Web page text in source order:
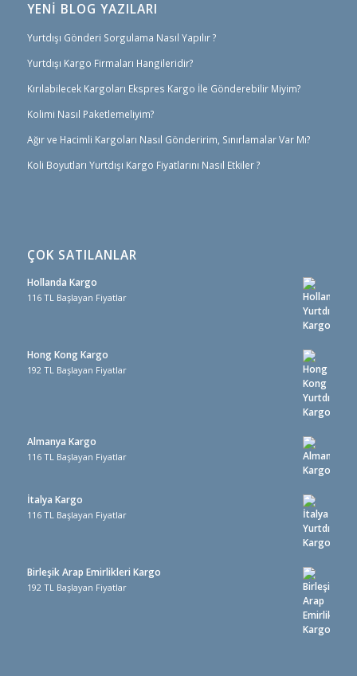
YENİ BLOG YAZILARI
Yurtdışı Gönderi Sorgulama Nasıl Yapılır ?
Yurtdışı Kargo Firmaları Hangileridir?
Kırılabilecek Kargoları Ekspres Kargo İle Gönderebilir Miyim?
Kolimi Nasıl Paketlemeliyim?
Ağır ve Hacimli Kargoları Nasıl Gönderirim, Sınırlamalar Var Mı?
Koli Boyutları Yurtdışı Kargo Fiyatlarını Nasıl Etkiler ?
ÇOK SATILANLAR
Hollanda Kargo
116 TL Başlayan Fiyatlar
Hong Kong Kargo
192 TL Başlayan Fiyatlar
Almanya Kargo
116 TL Başlayan Fiyatlar
İtalya Kargo
116 TL Başlayan Fiyatlar
Birleşik Arap Emirlikleri Kargo
192 TL Başlayan Fiyatlar